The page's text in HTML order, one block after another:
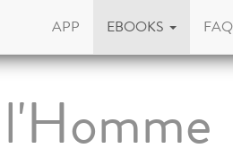
APP EBOOKS FAQ